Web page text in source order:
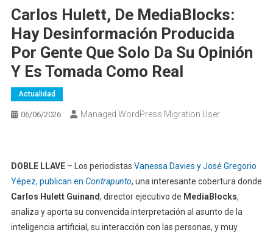
Carlos Hulett, De MediaBlocks:
Hay Desinformación Producida
Por Gente Que Solo Da Su Opinión
Y Es Tomada Como Real
Actualidad
06/06/2026 Managed WordPress Migration User
DOBLE LLAVE– Los periodistas Vanessa Davies y José Gregorio
Yépez, publican en Contrapunto, una interesante cobertura donde
Carlos Hulett Guinand, director ejecutivo de MediaBlocks,
analiza y aporta su convencida interpretación al asunto de la
inteligencia artificial, su interacción con las personas, y muy